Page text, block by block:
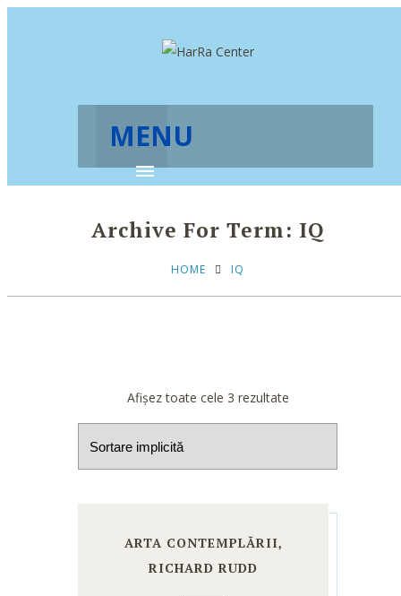
MENU
Archive For Term: IQ
HOME IQ
Afișez toate cele 3 rezultate
ARTA CONTEMPLĂRII,
RICHARD RUDD